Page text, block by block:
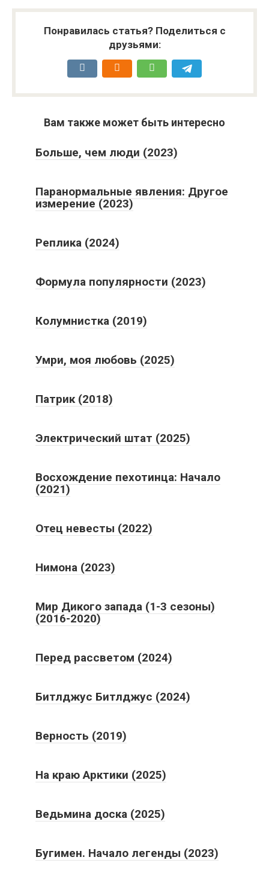
Понравилась статья? Поделиться с
друзьями:
Вам также может быть интересно
Больше, чем люди (2023)
Паранормальные явления: Другое
измерение (2023)
Реплика (2024)
Формула популярности (2023)
Колумнистка (2019)
Умри, моя любовь (2025)
Патрик (2018)
Электрический штат (2025)
Восхождение пехотинца: Начало
(2021)
Отец невесты (2022)
Нимона (2023)
Мир Дикого запада (1-3 сезоны)
(2016-2020)
Перед рассветом (2024)
Битлджус Битлджус (2024)
Верность (2019)
На краю Арктики (2025)
Ведьмина доска (2025)
Бугимен. Начало легенды (2023)